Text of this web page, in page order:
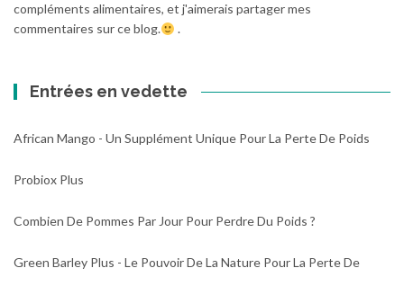
compléments alimentaires, et j'aimerais partager mes
commentaires sur ce blog.
.
Entrées en vedette
African Mango - Un Supplément Unique Pour La Perte De Poids
Probiox Plus
Combien De Pommes Par Jour Pour Perdre Du Poids ?
Green Barley Plus - Le Pouvoir De La Nature Pour La Perte De